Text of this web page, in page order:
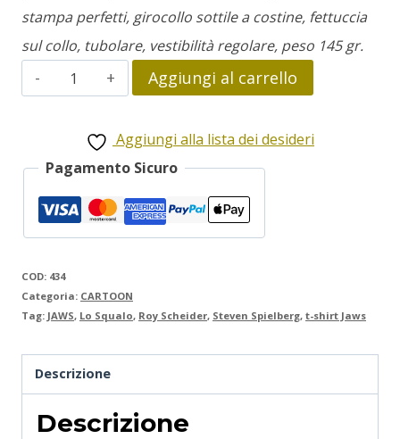
stampa perfetti, girocollo sottile a costine, fettuccia
sul collo, tubolare, vestibilità regolare, peso 145 gr.
Squalo
quantità
Aggiungi al carrello
Aggiungi alla lista dei desideri
Pagamento Sicuro
COD: 434
Categoria: CARTOON
Tag: JAWS, Lo Squalo, Roy Scheider, Steven Spielberg, t-shirt Jaws
Descrizione
Descrizione